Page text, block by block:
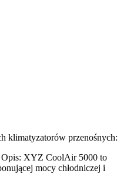
klimatyzatorów przenośnych:
Opis: XYZ CoolAir 5000 to
mocy chłodniczej i